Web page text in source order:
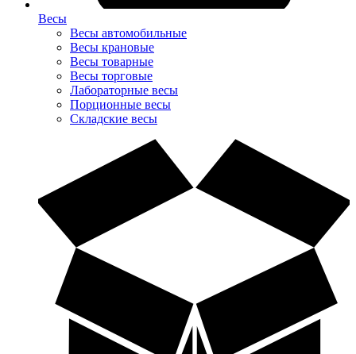
Весы
Весы автомобильные
Весы крановые
Весы товарные
Весы торговые
Лабораторные весы
Порционные весы
Складские весы